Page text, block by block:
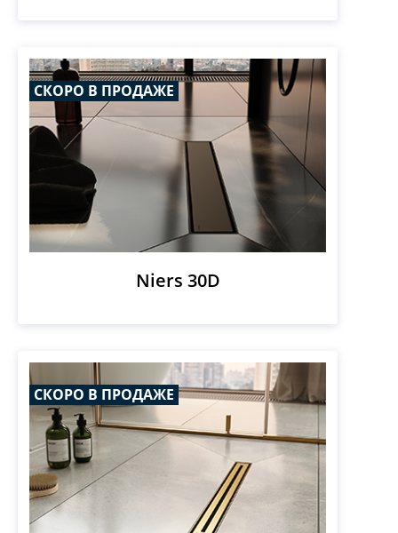
СКОРО В ПРОДАЖЕ
Niers 30D
СКОРО В ПРОДАЖЕ